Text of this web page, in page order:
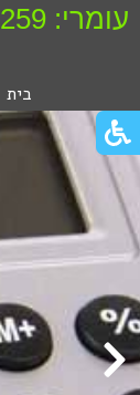
כפתור
לפתיחת
תפריט
נגישות
עומרי: 054-2545259
בית